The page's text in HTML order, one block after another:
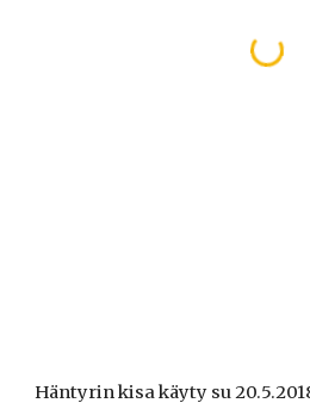
Häntyrin kisa käyty su